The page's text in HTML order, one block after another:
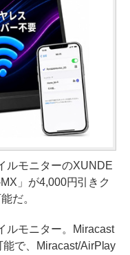
ルモニターのXUNDE
」が4,000円引きク
だ。
ルモニター。Miracast
で、Miracast/AirPlay